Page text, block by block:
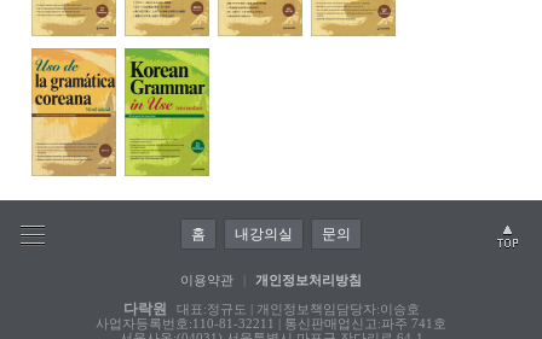
홈 내강의실 문의
이용약관 개인정보처리방침
다락원
대표:정규도 | 개인정보책임담당자:이승호
사업자등록번호:110-81-32211 | 통신판매업신고:파주 741호